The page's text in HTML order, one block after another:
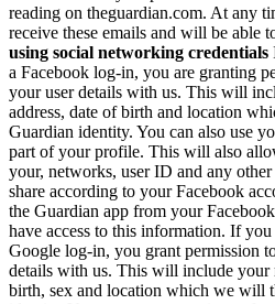
reading on theguardian.com. At any
receive these emails and will be able
using social networking credentials
a Facebook log-in, you are granting
your user details with us. This will
address, date of birth and location
Guardian identity. You can also use
part of your profile. This will also
your, networks, user ID and any
share according to your Facebook
the Guardian app from your
have access to this information. If
Google log-in, you grant permission
details with us. This will include your
birth, sex and location which we will